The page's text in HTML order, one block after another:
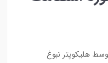
هلیکوپتر نبوغ